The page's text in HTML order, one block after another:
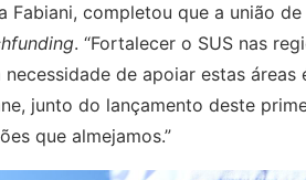
Fabiani, completou que a união
. “Fortalecer o SUS nas
de apoiar estas
junto do lançamento deste
que almejamos.”